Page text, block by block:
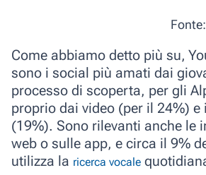
Fonte:
Come abbiamo detto più su,
sono i social più amati dai
processo di scoperta, per gli
proprio dai video (per il 24%) e i
(19%). Sono rilevanti anche le
web o sulle app, e circa il 9%
utilizza la ricerca vocale